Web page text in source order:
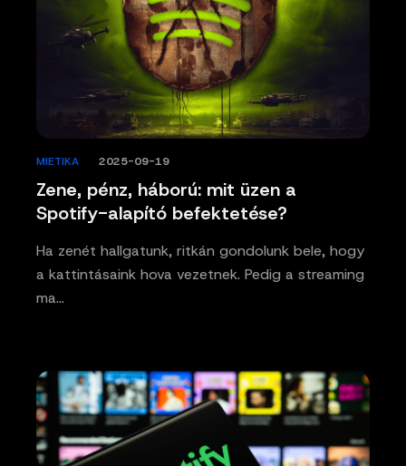
Zene, pénz, háború: mit üzen a
Spotify-alapító befektetése?
MIETIKA 2025-09-19
Ha zenét hallgatunk, ritkán gondolunk bele, hogy
a kattintásaink hova vezetnek. Pedig a streaming
ma…